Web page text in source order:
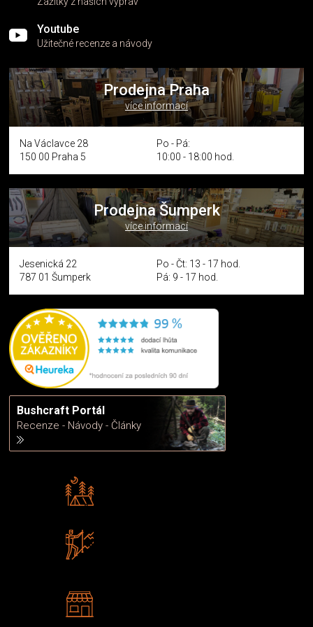
Youtube
Užitečné recenze a návody
Prodejna Praha
více informací
Na Václavce 28
150 00 Praha 5
Po - Pá:
10:00 - 18:00 hod.
Prodejna Šumperk
více informací
Jesenická 22
787 01 Šumperk
Po - Čt: 13 - 17 hod.
Pá: 9 - 17 hod.
Bushcraft Portál
Recenze - Návody - Články